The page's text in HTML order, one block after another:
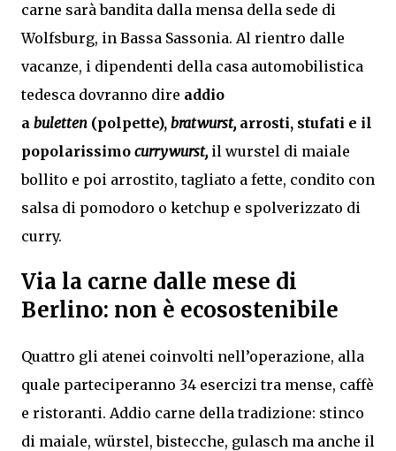
carne sarà bandita dalla mensa della sede di
Wolfsburg, in Bassa Sassonia. Al rientro dalle
vacanze, i dipendenti della casa automobilistica
tedesca dovranno dire addio
a buletten (polpette), bratwurst, arrosti, stufati e il
popolarissimo currywurst, il wurstel di maiale
bollito e poi arrostito, tagliato a fette, condito con
salsa di pomodoro o ketchup e spolverizzato di
curry.
Via la carne dalle mese di
Berlino: non è ecosostenibile
Quattro gli atenei coinvolti nell’operazione, alla
quale parteciperanno 34 esercizi tra mense, caffè
e ristoranti. Addio carne della tradizione: stinco
di maiale, würstel, bistecche, gulasch ma anche il